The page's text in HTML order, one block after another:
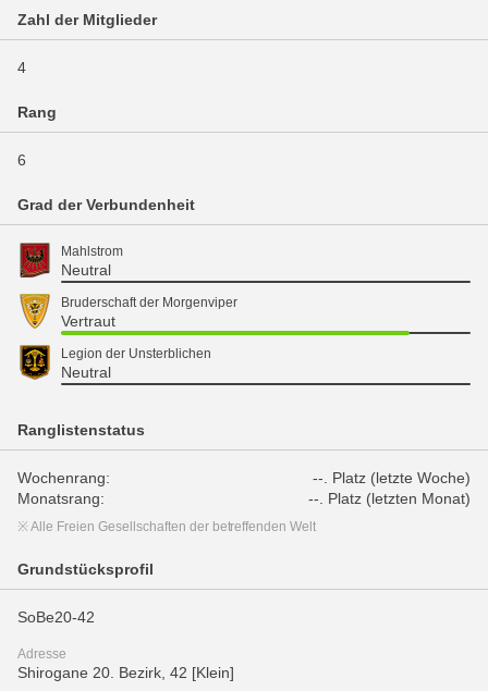
Zahl der Mitglieder
4
Rang
6
Grad der Verbundenheit
Mahlstrom
Neutral
Bruderschaft der Morgenviper
Vertraut
Legion der Unsterblichen
Neutral
Ranglistenstatus
Wochenrang:
--. Platz (letzte Woche)
Monatsrang:
--. Platz (letzten Monat)
※ Alle Freien Gesellschaften der betreffenden Welt
Grundstücksprofil
SoBe20-42
Adresse
Shirogane 20. Bezirk, 42 [Klein]